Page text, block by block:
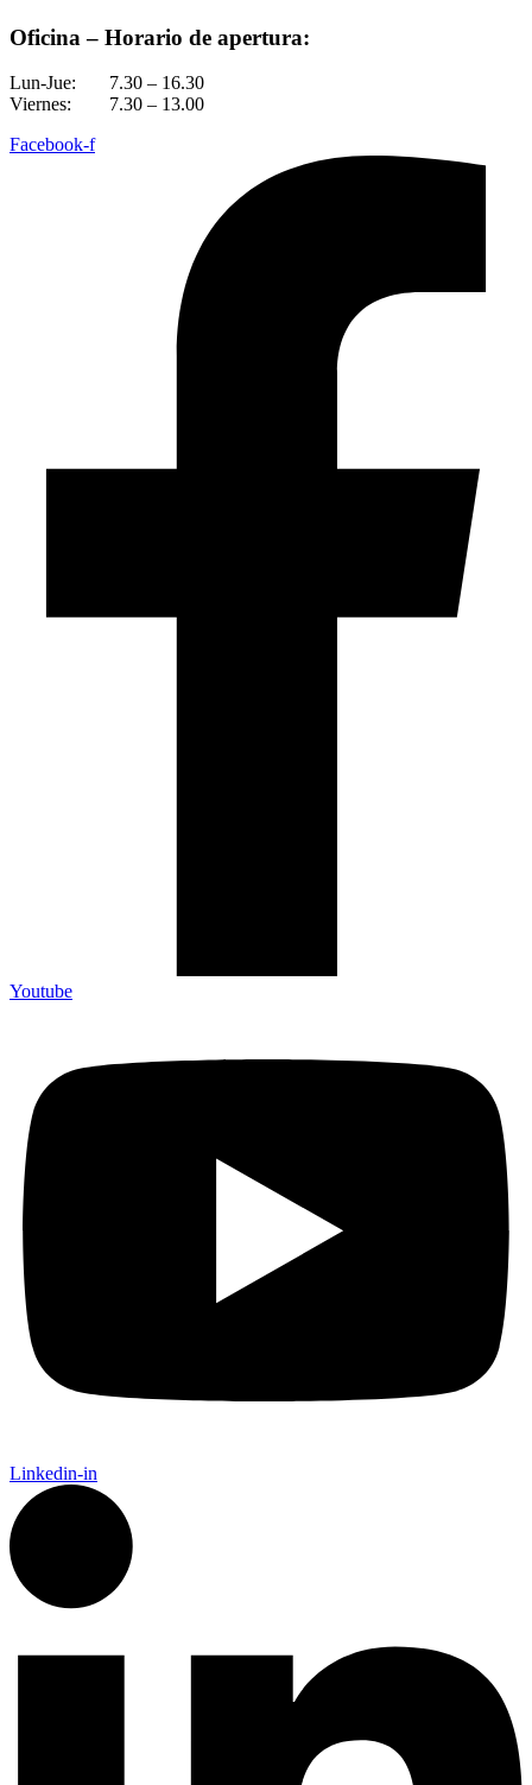
Oficina – Horario de apertura:
Lun-Jue:
7.30 – 16.30
Viernes:
7.30 – 13.00
Facebook-f
Youtube
Linkedin-in